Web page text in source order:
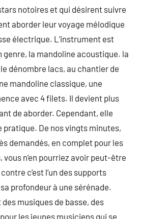
notoires et qui désirent suivre
aborder leur voyage mélodique
électrique. L’instrument est
genre, la mandoline acoustique. la
dénombre lacs, au chantier de
mandoline classique, une
avec 4 filets. Il devient plus
de aborder. Cependant, elle
pratique. De nos vingts minutes,
demandés, en complet pour les
vous n’en pourriez avoir peut-être
c’est l’un des supports
profondeur à une sérénade.
musiques de basse, des
les jeunes musiciens qui se